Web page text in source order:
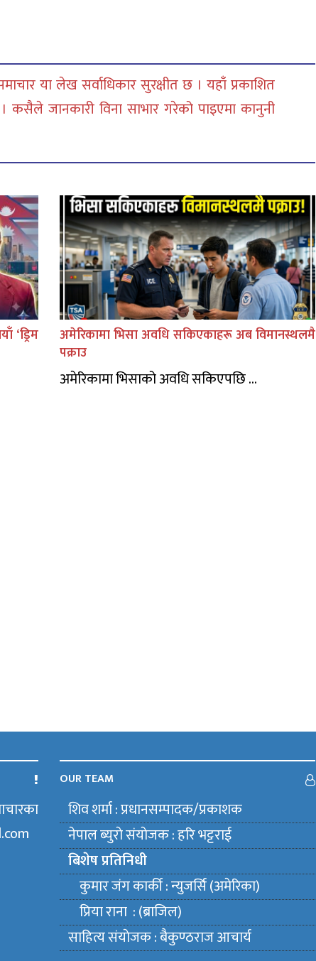
या लेख सर्वाधिकार सुरक्षीत छ । यहाँ प्रकाशित
कसैले जानकारी विना साभार गरेको पाइएमा कानुनी
‘ड्रिम
अमेरिकामा भिसा अवधि सकिएकाहरू अब विमानस्थलमै
पक्राउ
अमेरिकामा भिसाको अवधि सकिएपछि ...
OUR TEAM
शिव शर्मा : प्रधानसम्पादक/प्रकाशक
नेपाल ब्युराे संयाेजक : हरि भट्टराई
बिशेष प्रतिनिधी
कुमार जंग कार्की : न्युजर्सि (अमेरिका)
प्रिया राना : (ब्राजिल)
साहित्य संयाेजक : बैकुण्ठराज आचार्य